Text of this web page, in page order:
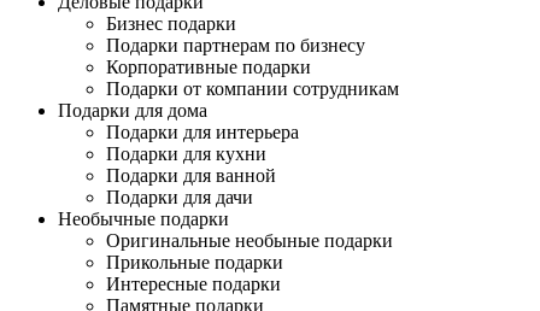
Бизнес подарки
Подарки партнерам по бизнесу
Корпоративные подарки
Подарки от компании сотрудникам
Подарки для дома
Подарки для интерьера
Подарки для кухни
Подарки для ванной
Подарки для дачи
Необычные подарки
Оригинальные необыные подарки
Прикольные подарки
Интересные подарки
Памятные подарки